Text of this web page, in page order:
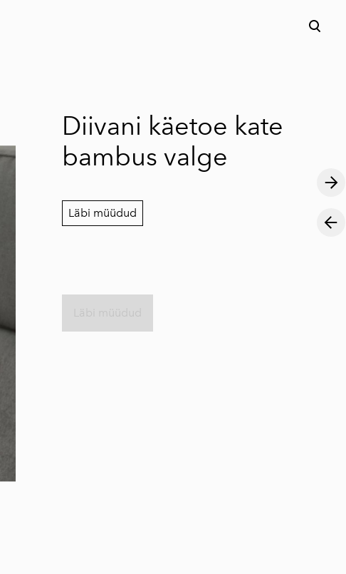
Diivani käetoe kate
bambus valge
Läbi müüdud